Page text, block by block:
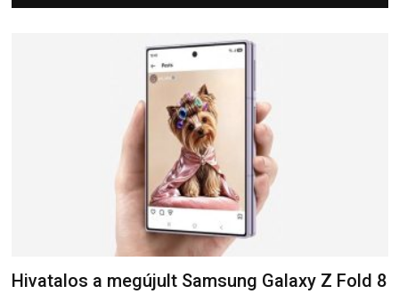
Hivatalos a megújult Samsung Galaxy Z Fold 8